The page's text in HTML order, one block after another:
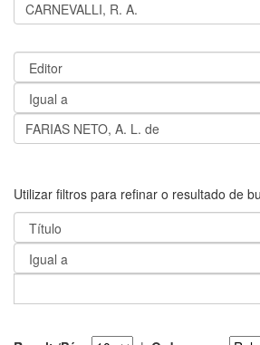
Utilizar filtros para refinar o resultado de